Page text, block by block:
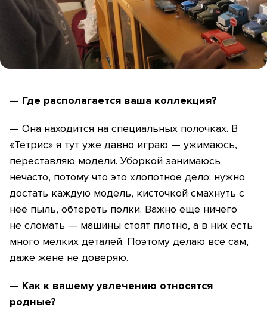
— Где располагается ваша коллекция?
— Она находится на специальных полочках. В
«Тетрис» я тут уже давно играю — ужимаюсь,
переставляю модели. Уборкой занимаюсь
нечасто, потому что это хлопотное дело: нужно
достать каждую модель, кисточкой смахнуть с
нее пыль, обтереть полки. Важно еще ничего
не сломать — машины стоят плотно, а в них есть
много мелких деталей. Поэтому делаю все сам,
даже жене не доверяю.
— Как к вашему увлечению относятся
родные?